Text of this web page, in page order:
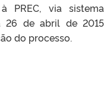
PREC, via sistema
26 de abril de 2015
do processo.